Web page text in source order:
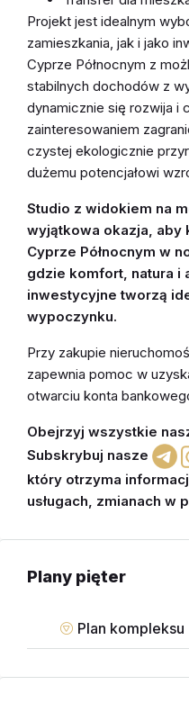
Projekt jest idealnym
zamieszkania, jak i jako
Cyprze Północnym z
stabilnych dochodów z
dynamicznie się rozwija i
zainteresowaniem
czystej ekologicznie
dużemu potencjałowi
Studio z widokiem na
wyjątkowa okazja, aby
Cyprze Północnym w
gdzie komfort, natura i
inwestycyjne tworzą
wypoczynku.
Przy zakupie
zapewnia pomoc w
otwarciu konta
Obejrzyj wszystkie
Subskrybuj nasze
który otrzyma
usługach, zmianach w
Plany pięter
Plan kompleksu